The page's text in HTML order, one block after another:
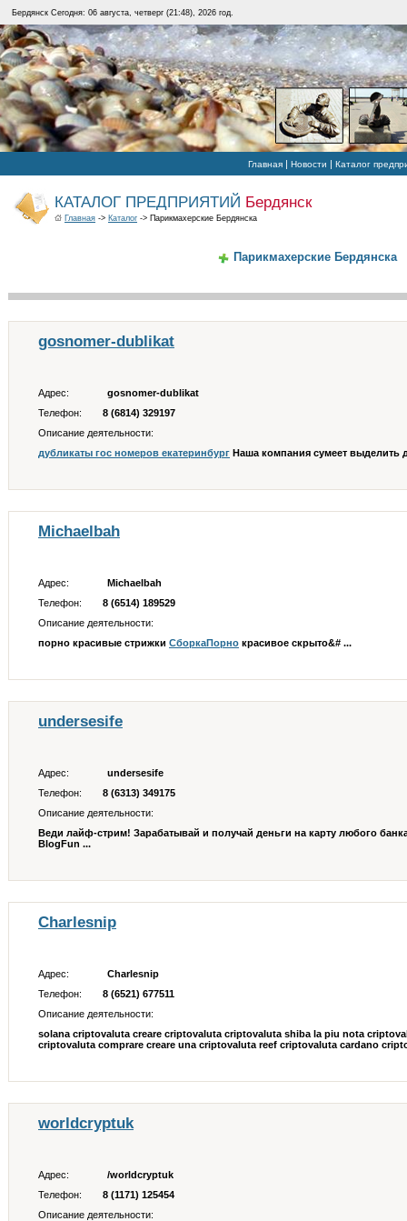
Бердянск Сегодня: 06 августа, четверг (21:48), 2026 год.
Главная | Новости | Каталог
КАТАЛОГ ПРЕДПРИЯТИЙ Бердянск
Главная -> Каталог -> Парикмахерские Бердянска
Парикмахерские Бердянска
gosnomer-dublikat
Адрес:
gosnomer-dublikat
Телефон:
8 (6814) 329197
Описание деятельности:
дубликаты гос номеров екатеринбург Наша компания сумеет выделить
Michaelbah
Адрес:
Michaelbah
Телефон:
8 (6514) 189529
Описание деятельности:
порно красивые стрижки СборкаПорно красивое скрыто&# ...
undersesife
Адрес:
undersesife
Телефон:
8 (6313) 349175
Описание деятельности:
Веди лайф-стрим! Зарабатывай и получай деньги на карту любого
BlogFun ...
Charlesnip
Адрес:
Charlesnip
Телефон:
8 (6521) 677511
Описание деятельности:
solana criptovaluta creare criptovaluta criptovaluta shiba la piu nota
criptovaluta comprare creare una criptovaluta reef criptovaluta cardano
worldcryptuk
Адрес:
/worldcryptuk
Телефон:
8 (1171) 125454
Описание деятельности: